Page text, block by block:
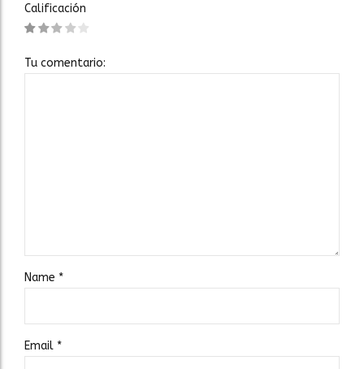
Calificación
Tu comentario:
Name *
Email *